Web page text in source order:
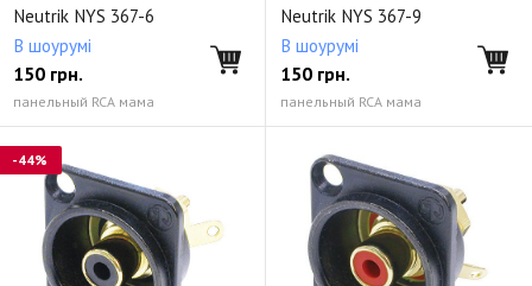
Neutrik NYS 367-6
В шоурумі
150 грн.
панельный RCA мама
Neutrik NYS 367-9
В шоурумі
150 грн.
панельный RCA мама
-44%